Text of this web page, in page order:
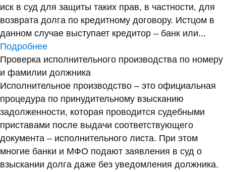
иск в суд для защиты таких прав, в частности, для
возврата долга по кредитному договору. Истцом в
данном случае выступает кредитор – банк или...
Подробнее
Проверка исполнительного производства по номеру
и фамилии должника
Исполнительное производство – это официальная
процедура по принудительному взысканию
задолженности, которая проводится судебными
приставами после выдачи соответствующего
документа – исполнительного листа. При этом
многие банки и МФО подают заявления в суд о
взыскании долга даже без уведомления должника.